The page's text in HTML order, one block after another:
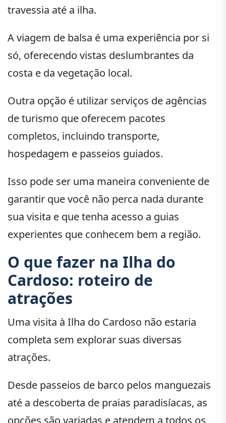
travessia até a ilha.
A viagem de balsa é uma experiência por si
só, oferecendo vistas deslumbrantes da
costa e da vegetação local.
Outra opção é utilizar serviços de agências
de turismo que oferecem pacotes
completos, incluindo transporte,
hospedagem e passeios guiados.
Isso pode ser uma maneira conveniente de
garantir que você não perca nada durante
sua visita e que tenha acesso a guias
experientes que conhecem bem a região.
O que fazer na Ilha do
Cardoso: roteiro de
atrações
Uma visita à Ilha do Cardoso não estaria
completa sem explorar suas diversas
atrações.
Desde passeios de barco pelos manguezais
até a descoberta de praias paradisíacas, as